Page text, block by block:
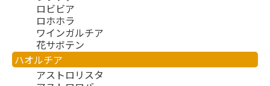
ロビビア
ロホホラ
ワインガルチア
花サボテン
ハオルチア
アストロリスタ